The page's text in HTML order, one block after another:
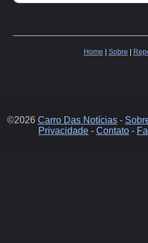
Home Sobre
©2026 Carro Das Notícias-
Privacidade - Contato -